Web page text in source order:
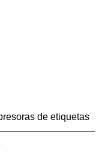
de etiquetas